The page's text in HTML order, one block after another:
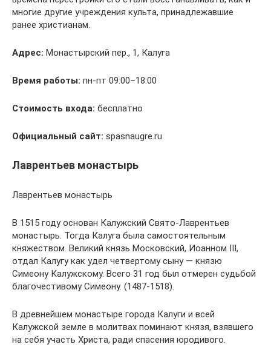
многие другие учреждения культа, принадлежавшие
ранее христианам.
Адрес: Монастырский пер., 1, Калуга
Время работы: пн-пт 09:00–18:00
Стоимость входа: бесплатно
Официальный сайт: spasnaugre.ru
Лаврентьев монастырь
Лаврентьев монастырь
В 1515 году основан Калужский Свято-Лаврентьев
монастырь. Тогда Калуга была самостоятельным
княжеством. Великий князь Московский, Иоанном III,
отдал Калугу как удел четвертому сыну — князю
Симеону Калужскому. Всего 31 год был отмерен судьбой
благочестивому Симеону. (1487-1518).
В древнейшем монастыре города Калуги и всей
Калужской земле в молитвах поминают князя, взявшего
на себя участь Христа, ради спасения юродивого.